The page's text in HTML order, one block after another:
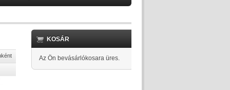
KOSÁR
Az Ön bevásárlókosara üres.